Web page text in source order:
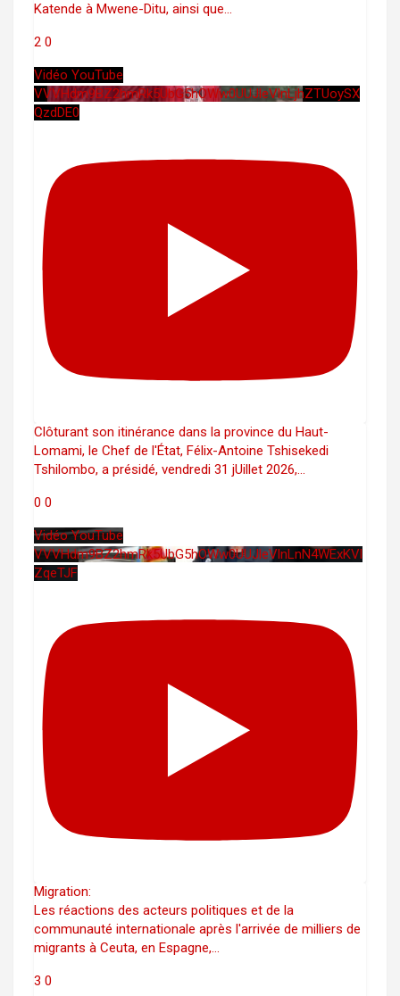
Katende à Mwene-Ditu, ainsi que...
2 0
Vidéo YouTube
VVVHdm9BZ2hmRk5UbG5hOWw0UUJleVlnLjhZTUoySX
QzdDE0
Clôturant son itinérance dans la province du Haut-
Lomami, le Chef de l'État, Félix-Antoine Tshisekedi
Tshilombo, a présidé, vendredi 31 jUillet 2026,...
0 0
Vidéo YouTube
VVVHdm9BZ2hmRk5UbG5hOWw0UUJleVlnLnN4WExKVl
ZqeTJF
Migration:
Les réactions des acteurs politiques et de la
communauté internationale après l'arrivée de milliers de
migrants à Ceuta, en Espagne,...
3 0